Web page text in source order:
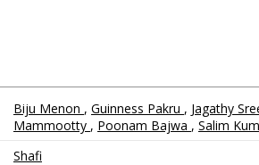
Biju Menon , Guinness Pakru , Jagathy
Mammootty , Poonam Bajwa , Salim
Shafi